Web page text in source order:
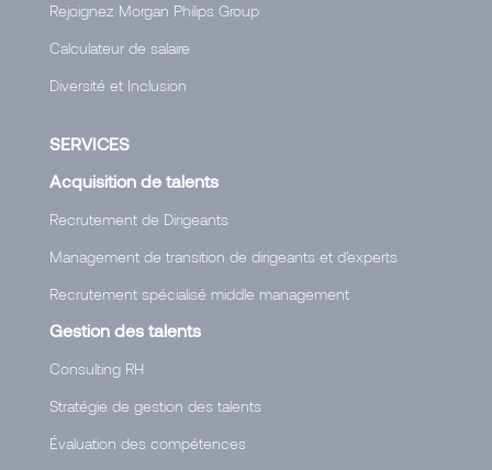
Rejoignez Morgan Philips Group
Calculateur de salaire
Diversité et Inclusion
SERVICES
Acquisition de talents
Recrutement de Dirigeants
Management de transition de dirigeants et d'experts
Recrutement spécialisé middle management
Gestion des talents
Consulting RH
Stratégie de gestion des talents
Évaluation des compétences